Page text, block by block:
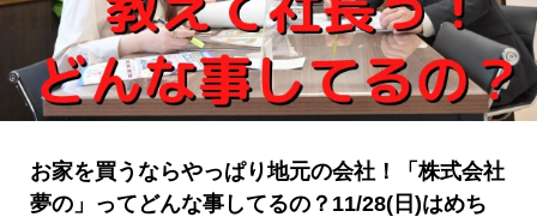
お家を買うならやっぱり地元の会社！「株式会社
夢の」ってどんな事してるの？11/28(日)はめち